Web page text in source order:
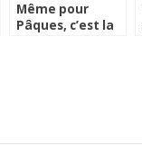
Même pour
Pâques, c’est la